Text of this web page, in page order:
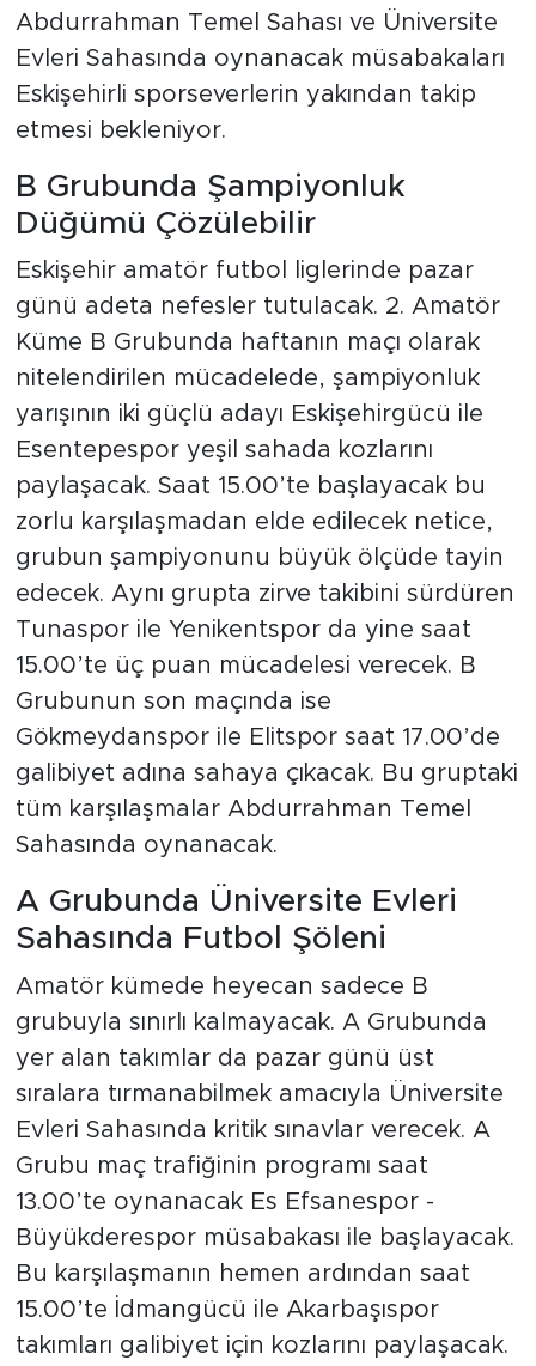
Abdurrahman Temel Sahası ve Üniversite
Evleri Sahasında oynanacak müsabakaları
Eskişehirli sporseverlerin yakından takip
etmesi bekleniyor.
B Grubunda Şampiyonluk
Düğümü Çözülebilir
Eskişehir amatör futbol liglerinde pazar
günü adeta nefesler tutulacak. 2. Amatör
Küme B Grubunda haftanın maçı olarak
nitelendirilen mücadelede, şampiyonluk
yarışının iki güçlü adayı Eskişehirgücü ile
Esentepespor yeşil sahada kozlarını
paylaşacak. Saat 15.00’te başlayacak bu
zorlu karşılaşmadan elde edilecek netice,
grubun şampiyonunu büyük ölçüde tayin
edecek. Aynı grupta zirve takibini sürdüren
Tunaspor ile Yenikentspor da yine saat
15.00’te üç puan mücadelesi verecek. B
Grubunun son maçında ise
Gökmeydanspor ile Elitspor saat 17.00’de
galibiyet adına sahaya çıkacak. Bu gruptaki
tüm karşılaşmalar Abdurrahman Temel
Sahasında oynanacak.
A Grubunda Üniversite Evleri
Sahasında Futbol Şöleni
Amatör kümede heyecan sadece B
grubuyla sınırlı kalmayacak. A Grubunda
yer alan takımlar da pazar günü üst
sıralara tırmanabilmek amacıyla Üniversite
Evleri Sahasında kritik sınavlar verecek. A
Grubu maç trafiğinin programı saat
13.00’te oynanacak Es Efsanespor -
Büyükderespor müsabakası ile başlayacak.
Bu karşılaşmanın hemen ardından saat
15.00’te İdmangücü ile Akarbaşıspor
takımları galibiyet için kozlarını paylaşacak.